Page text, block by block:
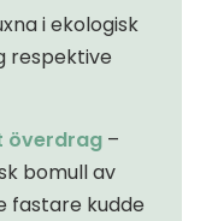
i ekologisk
respektive
överdrag –
bomull av
fastare kudde